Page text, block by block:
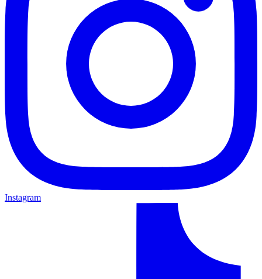
Instagram